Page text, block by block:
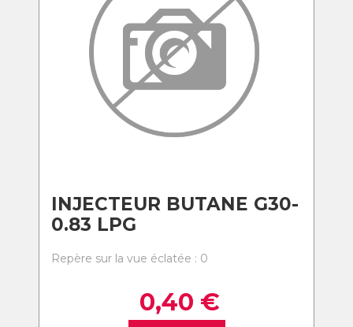
INJECTEUR BUTANE G30-
0.83 LPG
Repère sur la vue éclatée : 0
0,40 €